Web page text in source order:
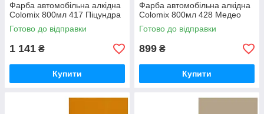
Фарба автомобільна алкідна
Colomix 800мл 417 Піцундра
Готово до відправки
1 141 ₴
Купити
Фарба автомобільна алкідна
Colomix 800мл 428 Медео
Готово до відправки
899 ₴
Купити